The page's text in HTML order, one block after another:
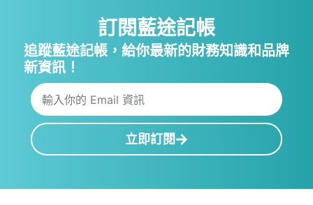
訂閱藍途記帳
追蹤藍途記帳，給你最新的財務知識和品牌
新資訊！
立即訂閱